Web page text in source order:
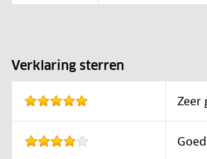
Verklaring sterren
Zeer
Goed